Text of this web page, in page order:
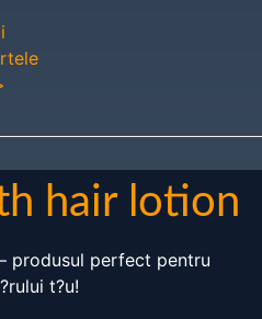
hair lotion
produsul perfect pentru
t?u!